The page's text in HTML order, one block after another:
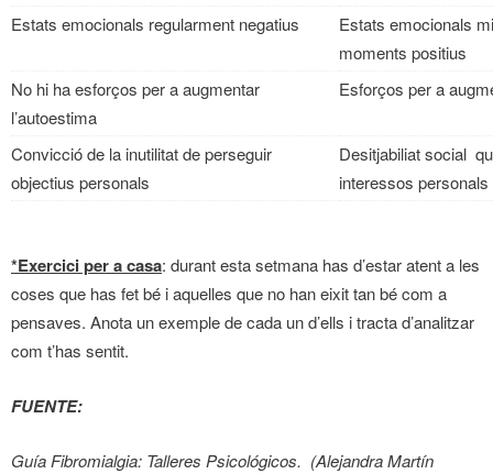
Estats emocionals regularment negatius
Estats emocionals
moments positius
No hi ha esforços per a augmentar
l’autoestima
Esforços per a
Convicció de la inutilitat de perseguir
objectius personals
Desitjabiliat social
interessos personals
*Exercici per a casa: durant esta setmana has d’estar atent a les
coses que has fet bé i aquelles que no han eixit tan bé com a
pensaves. Anota un exemple de cada un d’ells i tracta d’analitzar
com t’has sentit.
FUENTE:
Guía Fibromialgia: Talleres Psicológicos. (Alejandra Martín